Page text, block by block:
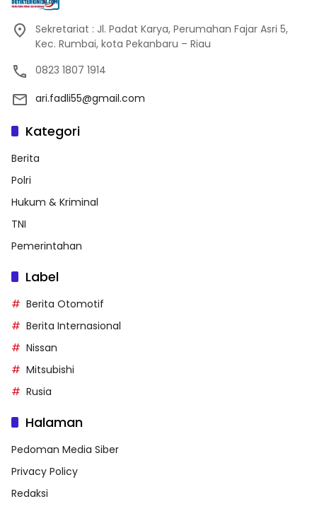
Sekretariat : Jl. Padat Karya, Perumahan Fajar Asri 5,
Kec. Rumbai, kota Pekanbaru – Riau
0823 1807 1914
ari.fadli55@gmail.com
Kategori
Berita
Polri
Hukum & Kriminal
TNI
Pemerintahan
Label
Berita Otomotif
Berita Internasional
Nissan
Mitsubishi
Rusia
Halaman
Pedoman Media Siber
Privacy Policy
Redaksi